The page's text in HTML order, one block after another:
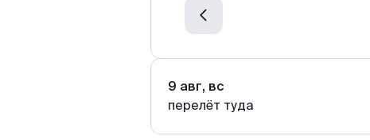
9 авг, вс
перелёт туда